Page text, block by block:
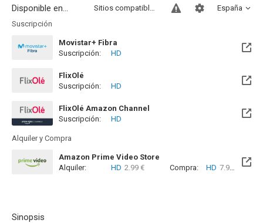
Disponible en... España
Sitios compatibles
Suscripción
Movistar+ Fibra
Disponible hasta el Vie, 01 Ene 2100 (Quedan 73 años)
Suscripción: HD
FlixOlé
Suscripción:
HD
FlixOlé Amazon Channel
Suscripción:
HD
Alquiler y Compra
Amazon Prime Video Store
Alquiler:
HD 2.99 € Compra: HD 7.99 €
Sinopsis